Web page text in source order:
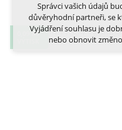
0,09 KČ
marketingová
Smartsupp,
Více informací o
Správci vašich údajů
důvěryhodní partneři, se
Vyjádření souhlasu je
nebo obnovit